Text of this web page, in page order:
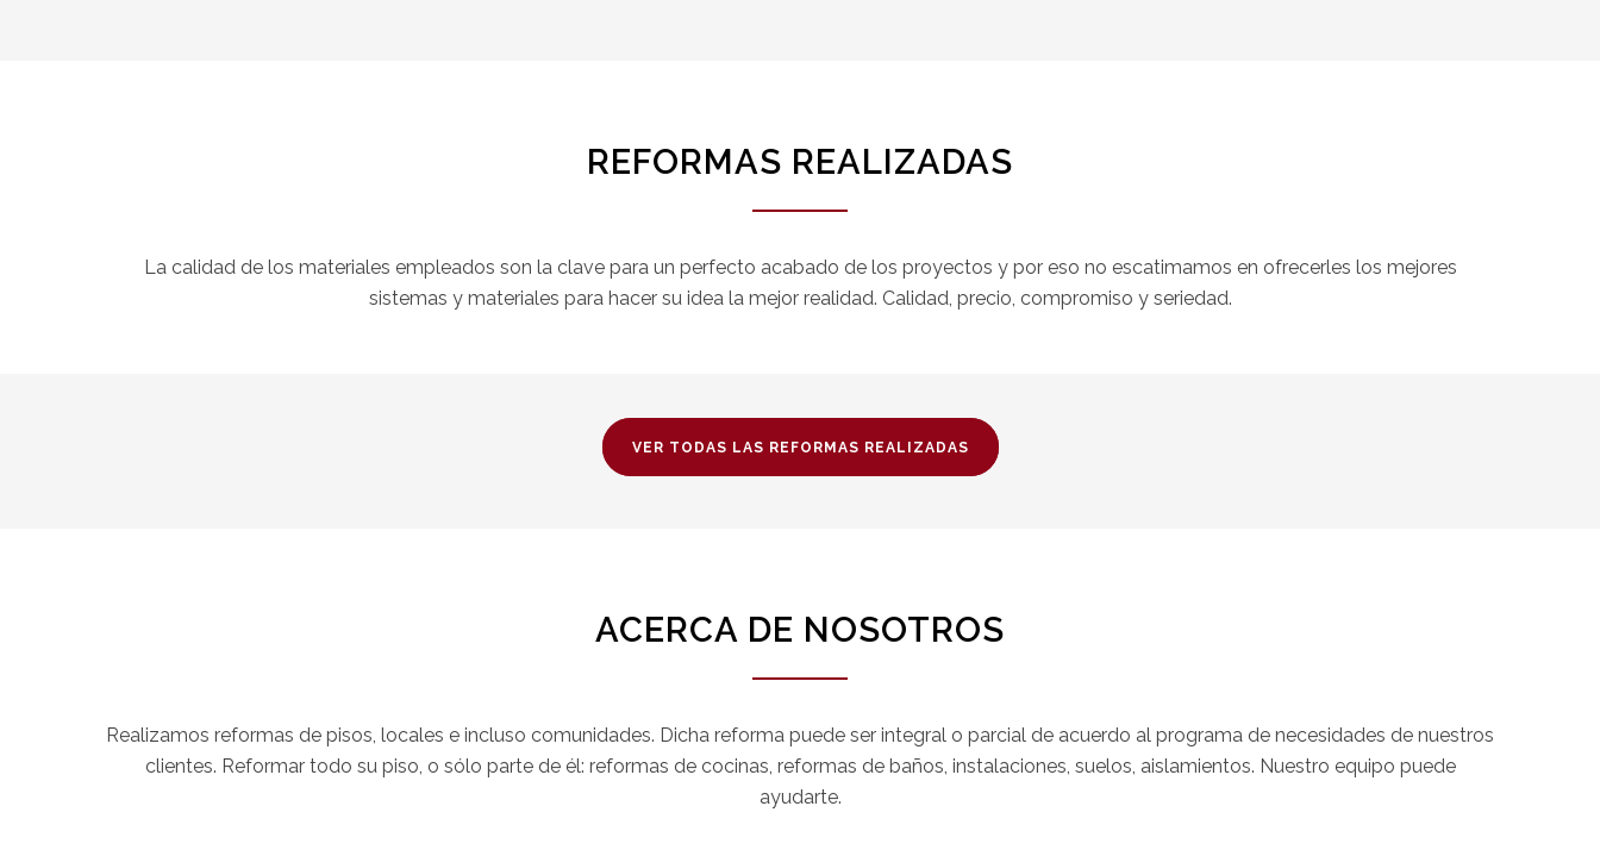
REFORMAS REALIZADAS
La calidad de los materiales empleados son la clave para un perfecto acabado de los proyectos y por eso no escatimamos en ofrecerles los mejores
sistemas y materiales para hacer su idea la mejor realidad. Calidad, precio, compromiso y seriedad.
VER TODAS LAS REFORMAS REALIZADAS
ACERCA DE NOSOTROS
Realizamos reformas de pisos, locales e incluso comunidades. Dicha reforma puede ser integral o parcial de acuerdo al programa de necesidades de nuestros
clientes. Reformar todo su piso, o sólo parte de él: reformas de cocinas, reformas de baños, instalaciones, suelos, aislamientos. Nuestro equipo puede
ayudarte.